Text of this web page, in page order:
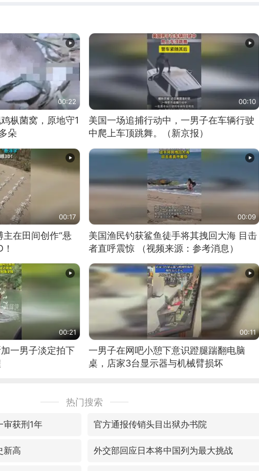
00:22
枞菌窝，原地守1
朵
00:10
美国一场追捕行动中，一男子在车辆行驶
中爬上车顶跳舞。（新京报）
00:17
在田间创作“悬
00:09
美国渔民钓获鲨鱼徒手将其拽回大海 目击
者直呼震惊 （视频来源：参考消息）
00:21
一男子淡定拍下
00:11
一男子在网吧小憩下意识蹬腿踹翻电脑
桌，店家3台显示器与机械臂损坏
热门搜索
审获刑1年 官方通报传销头目出狱办书院
新高 外交部回应日本将中国列为最大挑战